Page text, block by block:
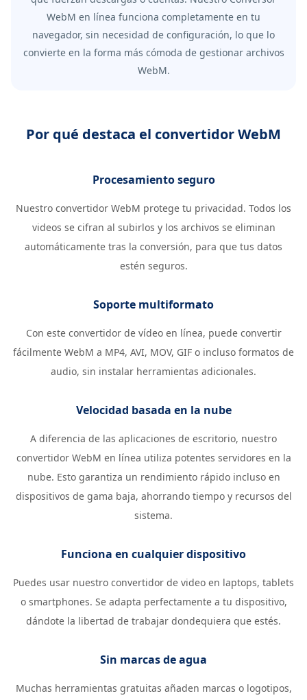
WebM en línea funciona completamente en tu
navegador, sin necesidad de configuración, lo que lo
convierte en la forma más cómoda de gestionar archivos
WebM.
Por qué destaca el convertidor WebM
Procesamiento seguro
Nuestro convertidor WebM protege tu privacidad. Todos los
videos se cifran al subirlos y los archivos se eliminan
automáticamente tras la conversión, para que tus datos
estén seguros.
Soporte multiformato
Con este convertidor de vídeo en línea, puede convertir
fácilmente WebM a MP4, AVI, MOV, GIF o incluso formatos de
audio, sin instalar herramientas adicionales.
Velocidad basada en la nube
A diferencia de las aplicaciones de escritorio, nuestro
convertidor WebM en línea utiliza potentes servidores en la
nube. Esto garantiza un rendimiento rápido incluso en
dispositivos de gama baja, ahorrando tiempo y recursos del
sistema.
Funciona en cualquier dispositivo
Puedes usar nuestro convertidor de video en laptops, tablets
o smartphones. Se adapta perfectamente a tu dispositivo,
dándote la libertad de trabajar dondequiera que estés.
Sin marcas de agua
Muchas herramientas gratuitas añaden marcas o logotipos,